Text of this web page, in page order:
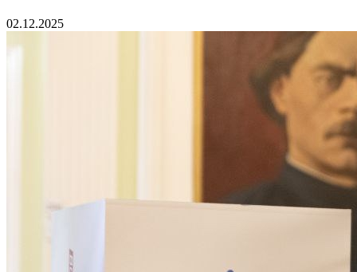
02.12.2025